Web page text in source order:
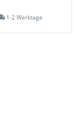
1-2 Werktage